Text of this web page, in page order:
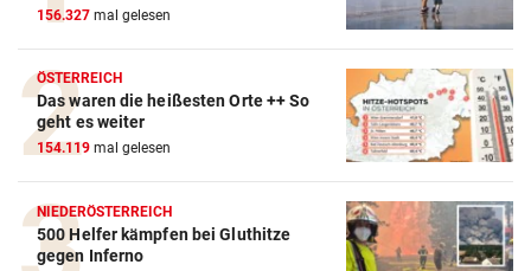
156.327 mal gelesen
ÖSTERREICH
Das waren die heißesten Orte ++ So
geht es weiter
154.119 mal gelesen
NIEDERÖSTERREICH
500 Helfer kämpfen bei Gluthitze
gegen Inferno